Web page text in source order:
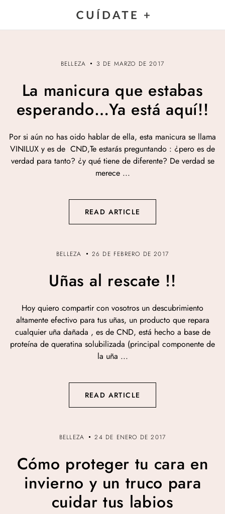
BELLEZA 3 DE MARZO DE 2017
La manicura que estabas
esperando…Ya está aquí!!
Por si aún no has oido hablar de ella, esta manicura se llama
VINILUX y es de CND,Te estarás preguntando : ¿pero es de
verdad para tanto? ¿y qué tiene de diferente? De verdad se
merece ...
READ ARTICLE
BELLEZA 26 DE FEBRERO DE 2017
Uñas al rescate !!
Hoy quiero compartir con vosotros un descubrimiento
altamente efectivo para tus uñas, un producto que repara
cualquier uña dañada , es de CND, está hecho a base de
proteína de queratina solubilizada (principal componente de
la uña ...
READ ARTICLE
BELLEZA 24 DE ENERO DE 2017
Cómo proteger tu cara en
invierno y un truco para
cuidar tus labios